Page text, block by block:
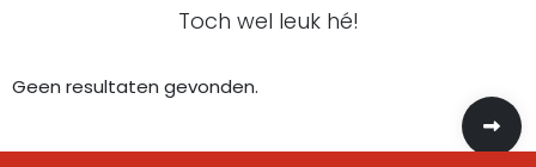
Toch wel leuk hé!
Geen resultaten gevonden.